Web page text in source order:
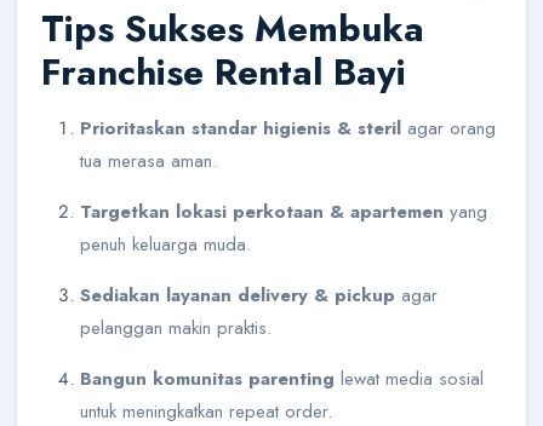
Tips Sukses Membuka
Franchise Rental Bayi
Prioritaskan standar higienis & steril agar orang
tua merasa aman.
Targetkan lokasi perkotaan & apartemen yang
penuh keluarga muda.
Sediakan layanan delivery & pickup agar
pelanggan makin praktis.
Bangun komunitas parenting lewat media sosial
untuk meningkatkan repeat order.